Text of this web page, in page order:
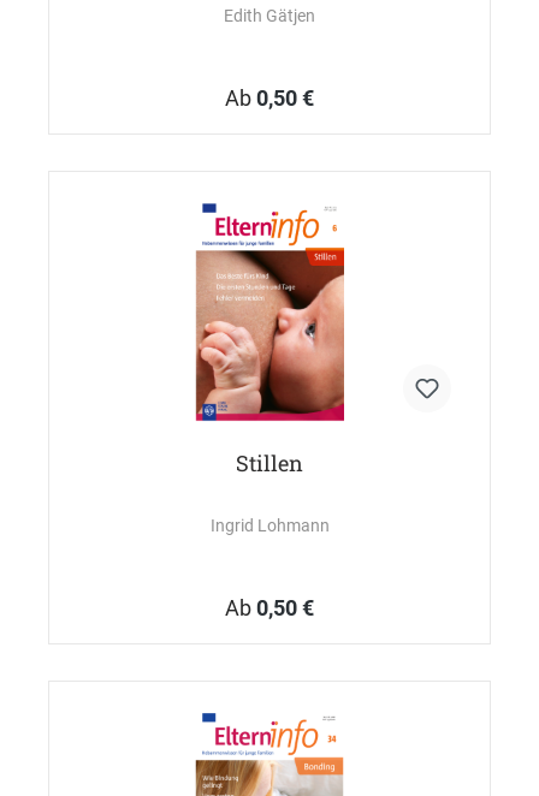
Edith Gätjen
Ab0,50 €
Stillen
Ingrid Lohmann
Ab0,50 €